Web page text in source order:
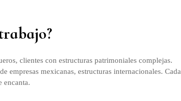
clientes con estructuras patrimoniales complejas.
empresas mexicanas, estructuras internacionales. Cada
encanta.